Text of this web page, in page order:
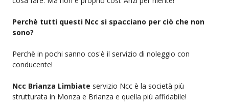
Perchè tutti questi Ncc si spacciano per ciò che non
sono?
Perchè in pochi sanno cos'è il servizio di noleggio con
conducente!
Ncc Brianza Limbiate servizio Ncc è la società più
strutturata in Monza e Brianza e quella più affidabile!